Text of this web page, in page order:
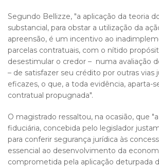
Segundo Bellizze, "a aplicação da teoria
substancial, para obstar a utilização da
apreensão, é um incentivo ao
parcelas contratuais, com o nítido
desestimular o credor – numa avaliação
– de satisfazer seu crédito por outras vias
eficazes, o que, a toda evidência, aparta-
contratual propugnada".
O magistrado ressaltou, na ocasião, que
fiduciária, concebida pelo legislador
para conferir segurança jurídica às
essencial ao desenvolvimento da
comprometida pela aplicação deturpada